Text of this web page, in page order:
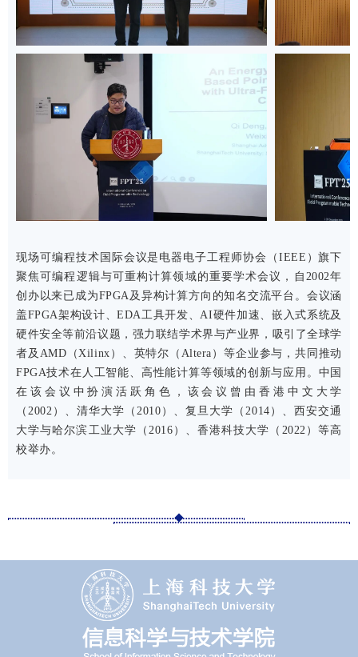
现场可编程技术国际会议是电器电子工程师协会（IEEE）旗下
聚焦可编程逻辑与可重构计算领域的重要学术会议，自2002年
创办以来已成为FPGA及异构计算方向的知名交流平台。会议涵
盖FPGA架构设计、EDA工具开发、AI硬件加速、嵌入式系统及
硬件安全等前沿议题，强力联结学术界与产业界，吸引了全球学
者及AMD（Xilinx）、英特尔（Altera）等企业参与，共同推动
FPGA技术在人工智能、高性能计算等领域的创新与应用。中国
在该会议中扮演活跃角色，该会议曾由香港中文大学
（2002）、清华大学（2010）、复旦大学（2014）、西安交通
大学与哈尔滨工业大学（2016）、香港科技大学（2022）等高
校举办。